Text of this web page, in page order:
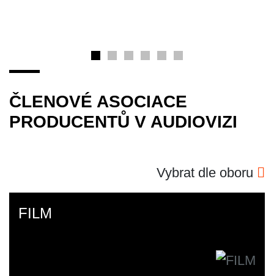
ČLENOVÉ ASOCIACE
PRODUCENTŮ V AUDIOVIZI
Vybrat dle oboru
FILM